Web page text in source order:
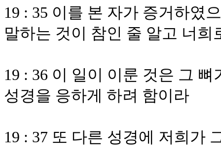
19 : 35 이를 본 자가 증거하였
말하는 것이 참인 줄 알고 너희
19 : 36 이 일이 이룬 것은 그
성경을 응하게 하려 함이라
19 : 37 또 다른 성경에 저희가